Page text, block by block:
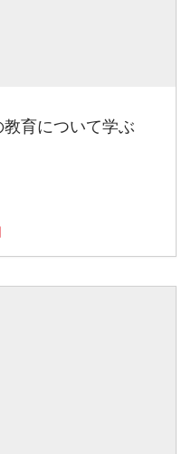
育について学ぶ